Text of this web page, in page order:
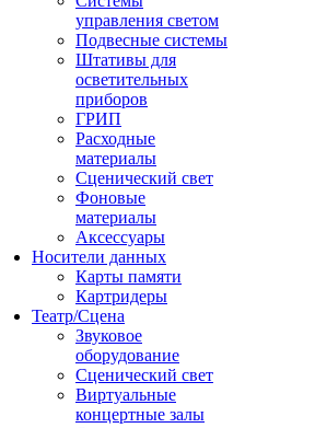
управления светом
Подвесные системы
Штативы для
осветительных
приборов
ГРИП
Расходные
материалы
Сценический свет
Фоновые
материалы
Аксессуары
Носители данных
Карты памяти
Картридеры
Театр/Сцена
Звуковое
оборудование
Сценический свет
Виртуальные
концертные залы